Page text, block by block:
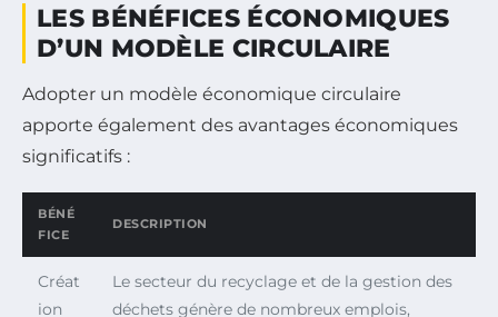
LES BÉNÉFICES ÉCONOMIQUES
D’UN MODÈLE CIRCULAIRE
Adopter un modèle économique circulaire
apporte également des avantages économiques
significatifs :
BÉNÉ
FICE
DESCRIPTION
Créat
ion
Le secteur du recyclage et de la gestion des
déchets génère de nombreux emplois,